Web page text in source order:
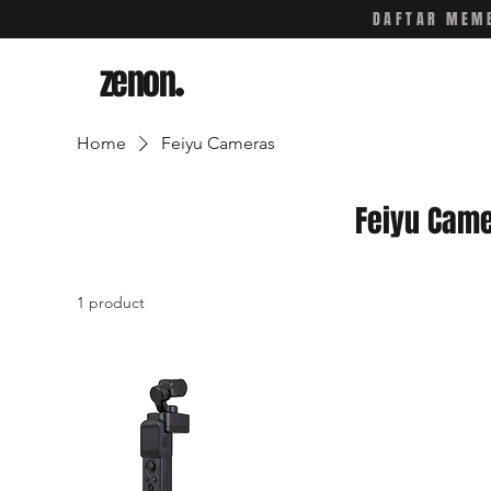
DAFTAR
zenon.
Home Feiyu Cameras
Feiyu
1 product